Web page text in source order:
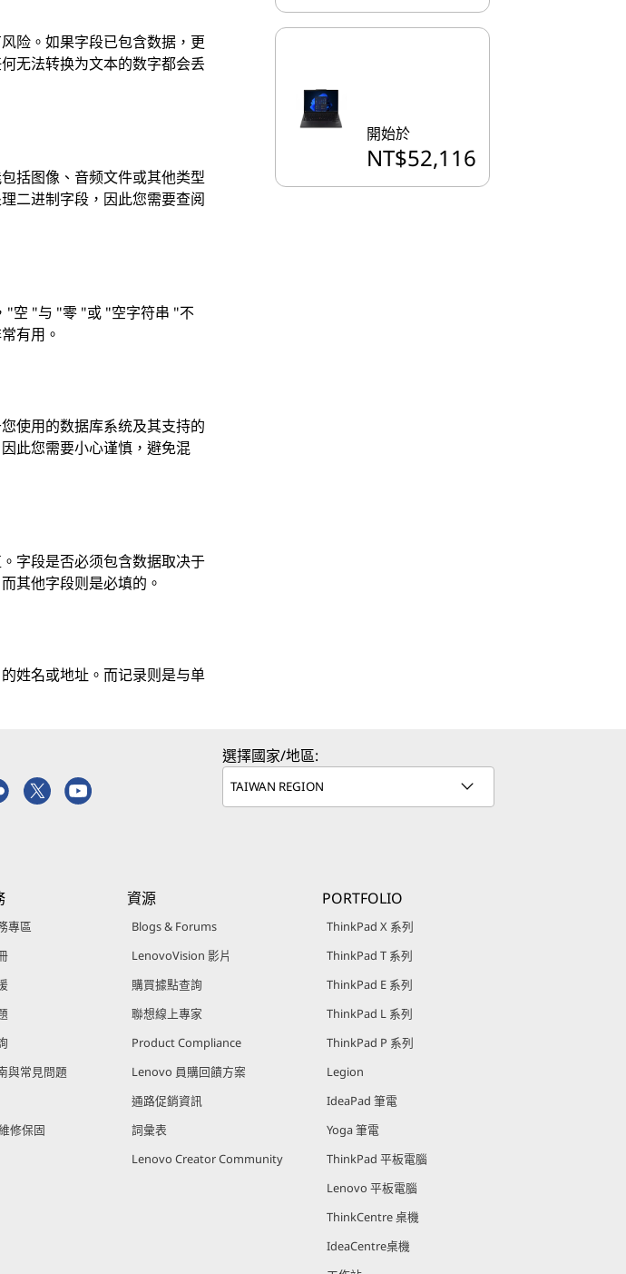
险。如果字段已包含数据，更
无法转换为文本的数字都会丢
括图像、音频文件或其他类型
二进制字段，因此您需要查阅
"空 "与 "零 "或 "空字符串 "不
有用。
使用的数据库系统及其支持的
此您需要小心谨慎，避免混
字段是否必须包含数据取决于
其他字段则是必填的。
姓名或地址。而记录则是与单
開始於
NT$52,116
選擇國家/地區:
專區
與常見問題
修保固
資源
Blogs & Forums
LenovoVision 影片
購買據點查詢
聯想線上專家
Product Compliance
Lenovo 員購回饋方案
通路促銷資訊
詞彙表
Lenovo Creator Community
PORTFOLIO
ThinkPad X 系列
ThinkPad T 系列
ThinkPad E 系列
ThinkPad L 系列
ThinkPad P 系列
Legion
IdeaPad 筆電
Yoga 筆電
ThinkPad 平板電腦
Lenovo 平板電腦
ThinkCentre 桌機
IdeaCentre桌機